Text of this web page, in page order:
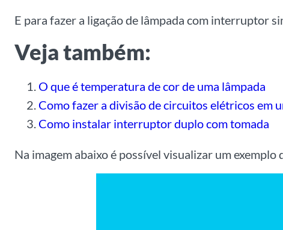
E para fazer a ligação de lâmpada com interruptor
Veja também:
O que é temperatura de cor de uma lâmpada
Como fazer a divisão de circuitos elétricos em
Como instalar interruptor duplo com tomada
Na imagem abaixo é possível visualizar um